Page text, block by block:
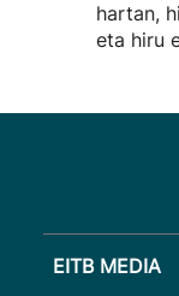
hartan,
eta hiru
EITB MEDIA